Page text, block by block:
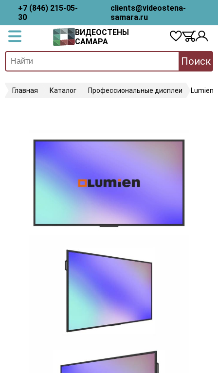
+7 (846) 215-05-
30
clients@videostena-
samara.ru
ВИДЕОСТЕНЫ
САМАРА
Поиск
Главная Каталог Профессиональные дисплеи Lumien